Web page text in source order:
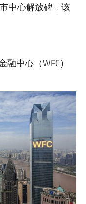
中心解放碑，该
中心（WFC）